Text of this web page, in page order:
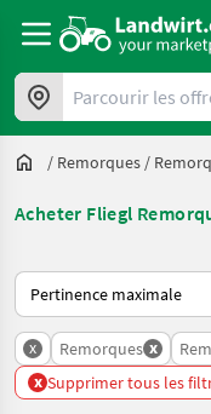
Parcourir les offres
/ Remorques /
Acheter Fliegl
Voici comment les
x Remorques x
x Supprimer tous les